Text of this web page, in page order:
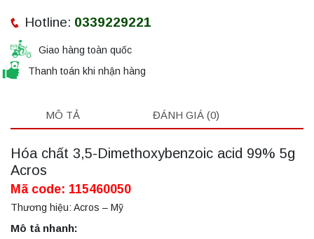
Hotline: 0339229221
Giao hàng toàn quốc
Thanh toán khi nhận hàng
MÔ TẢ ĐÁNH GIÁ (0)
Hóa chất 3,5-Dimethoxybenzoic acid 99% 5g
Acros
Mã code: 115460050
Thương hiệu: Acros – Mỹ
Mô tả nhanh: